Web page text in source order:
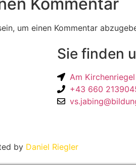
Kommentar
um einen Kommentar
Sie finden
Am
+43 660
by Daniel Riegler